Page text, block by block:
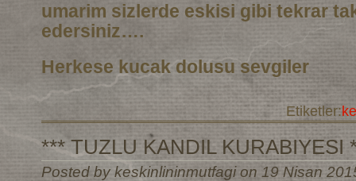
umarim sizlerde eskisi gibi tekrar
edersiniz….
Herkese kucak dolusu sevgiler
Etiketler:
*** TUZLU KANDIL KURABIYESI
Posted by keskinlininmutfagi on 19 Nisan